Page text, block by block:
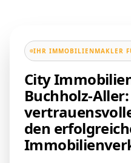
IHR IMMOBILIENMAKLER
City
Buchholz-
den